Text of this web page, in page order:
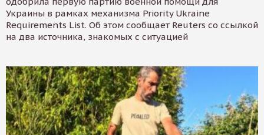
Украины в рамках механизма Priority Ukraine
Requirements List. Об этом сообщает Reuters со ссылкой
на два источника, знакомых с ситуацией